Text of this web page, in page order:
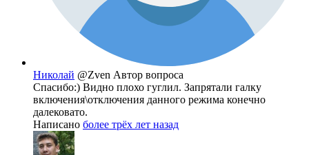
Николай @Zven Автор вопроса
Спасибо:) Видно плохо гуглил. Запрятали галку
включения\отключения данного режима конечно
далековато.
Написано более трёх лет назад